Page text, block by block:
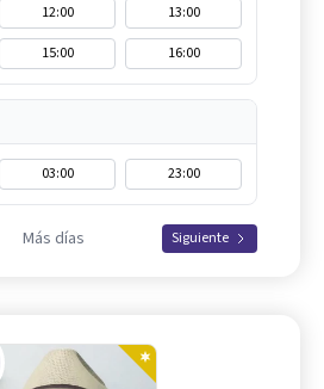
12:00
13:00
15:00 16:00
03:00 23:00
Más días Siguiente